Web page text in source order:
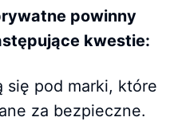
powinny
kwestie:
się pod marki, które
za bezpieczne.